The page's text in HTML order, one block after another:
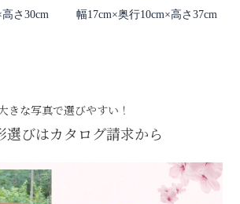
さ30cm 幅17cm×奥行10cm×高さ37cm
きな写真で選びやすい！
選びはカタログ請求から